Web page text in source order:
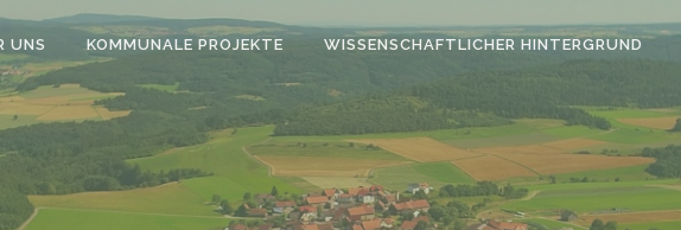
UNS KOMMUNALE PROJEKTE WISSENSCHAFTLICHER HINTERGRUND